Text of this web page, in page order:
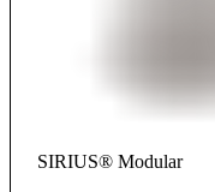
SIRIUS® Modular